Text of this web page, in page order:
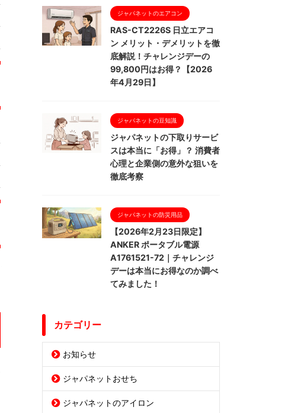
ジャパネットのエアコン
RAS-CT2226S 日立エアコ
ン メリット・デメリットを徹
底解説！チャレンジデーの
99,800円はお得？【2026
年4月29日】
ジャパネットの豆知識
ジャパネットの下取りサービ
スは本当に「お得」？ 消費者
心理と企業側の意外な狙いを
徹底考察
ジャパネットの防災用品
【2026年2月23日限定】
ANKER ポータブル電源
A1761521-72｜チャレンジ
デーは本当にお得なのか調べ
てみました！
カテゴリー
お知らせ
ジャパネットおせち
ジャパネットのアイロン